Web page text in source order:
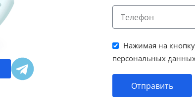
Нажимая на
персональных
Отправить